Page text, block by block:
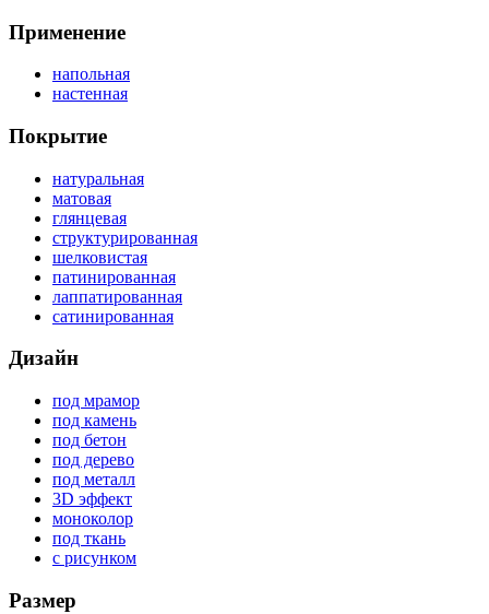
Применение
напольная
настенная
Покрытие
натуральная
матовая
глянцевая
структурированная
шелковистая
патинированная
лаппатированная
сатинированная
Дизайн
под мрамор
под камень
под бетон
под дерево
под металл
3D эффект
моноколор
под ткань
с рисунком
Размер